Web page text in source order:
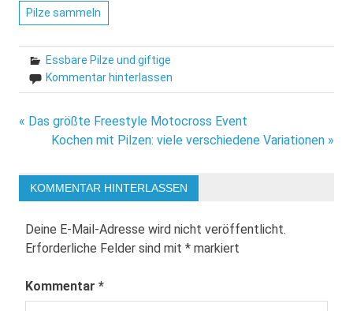
Pilze sammeln
Essbare Pilze und giftige
Kommentar hinterlassen
Beitragsnavigation
« Das größte Freestyle Motocross Event
Kochen mit Pilzen: viele verschiedene Variationen »
KOMMENTAR HINTERLASSEN
Deine E-Mail-Adresse wird nicht veröffentlicht.
Erforderliche Felder sind mit * markiert
Kommentar *